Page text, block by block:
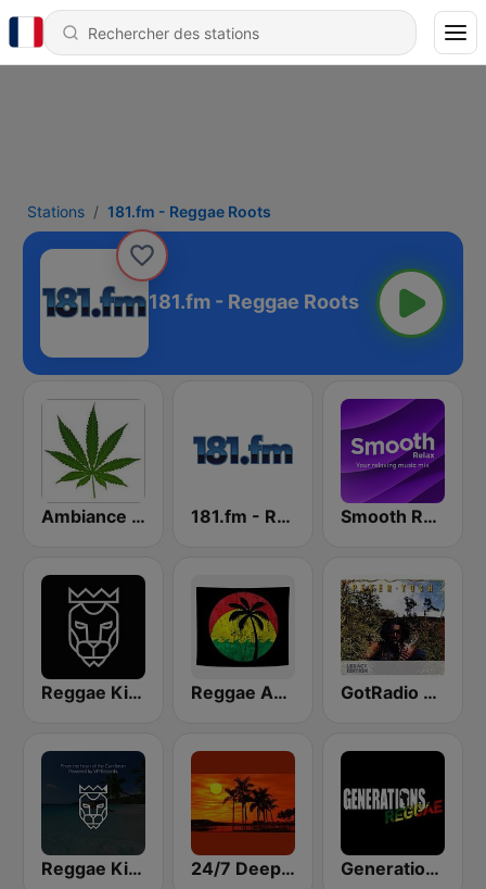
Stations 181.fm - Reggae Roots
181.fm - Reggae Roots
Ambiance Reggae 181.fm - Rock 181 Smooth Relax
Reggae King Radio Reggae Ambassadors Radio GotRadio - Reggae Rasta & Roots
Reggae King 24/7 Deep Sleep Music Relaxing Music Insomnia Sleep Relaxing Music Study Sleep Meditation Generations Reggae